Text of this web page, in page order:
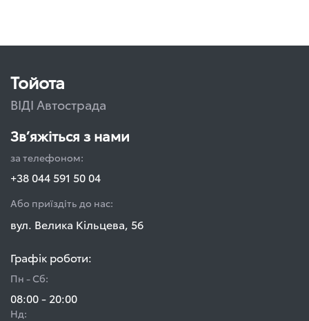
Тойота
ВІДІ Автострада
Зв’яжіться з нами
за телефоном:
+38 044 591 50 04
Або приїздіть до нас:
вул. Велика Кільцева, 56
Графік роботи:
Пн - Сб:
08:00 - 20:00
Нд: